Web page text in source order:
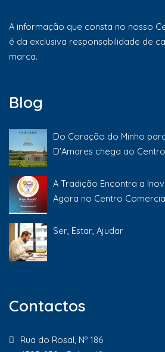
A informação que consta no nosso
é da exclusiva responsabilidade de
marca.
Blog
Do Coração do Minho
D'Amares chega ao
A Tradição Encontra a
Agora no Centro
Ser, Estar, Ajudar
Contactos
Rua do Rosal, Nº 186